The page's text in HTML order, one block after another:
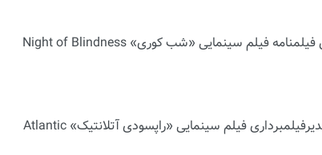
جایزه بهترین فیلمنامه به «ریس چلیک» Reis Çelik برای نوشتن فیلمنامه فیلم سینمایی «شب کوری» Night of Blindness
جایزه بهترین فیلمبرداری به «هائو جیایوئه» Hao Jiayue برای مدیرفیلمبرداری فیلم سینمایی «راپسودی آتلانتیک» Atlantic